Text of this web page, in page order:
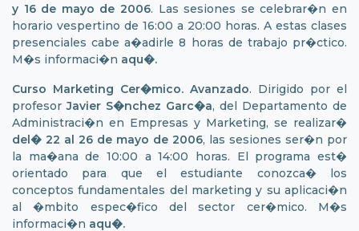
y 16 de mayo de 2006. Las sesiones se celebrar�n en
horario vespertino de 16:00 a 20:00 horas. A estas clases
presenciales cabe a�adirle 8 horas de trabajo pr�ctico.
M�s informaci�n aqu�.
Curso Marketing Cer�mico. Avanzado. Dirigido por el
profesorJavier S�nchez Garc�a, del Departamento de
Administraci�n en Empresas y Marketing, se realizar�
del� 22 al 26 de mayo de 2006, las sesiones ser�n por
la ma�ana de 10:00 a 14:00 horas. El programa est�
orientado para que el estudiante conozca� los
conceptos fundamentales del marketing y su aplicaci�n
al �mbito espec�fico del sector cer�mico. M�s
informaci�n aqu�.